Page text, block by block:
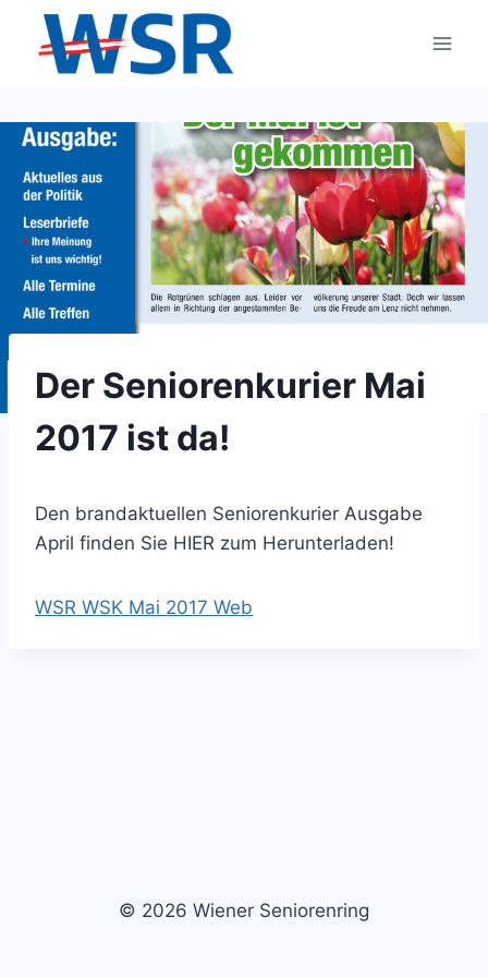
Inhalt
springen
Der Seniorenkurier Mai
2017 ist da!
Den brandaktuellen Seniorenkurier Ausgabe
April finden Sie HIER zum Herunterladen!
WSR WSK Mai 2017 Web
© 2026 Wiener Seniorenring